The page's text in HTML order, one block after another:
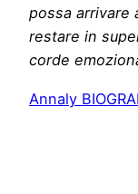
possa arrivare
restare in
corde
Annaly